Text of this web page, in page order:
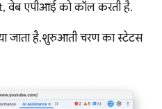
वेब एपीआई को कॉल करती है.
जाता है. शुरुआती चरण का स्टेटस